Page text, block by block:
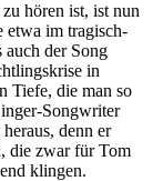
hören ist, ist nun
etwa im tragisch-
auch der Song
in
Tiefe, die man so
Songwriter
denn er
die zwar für Tom
klingen.